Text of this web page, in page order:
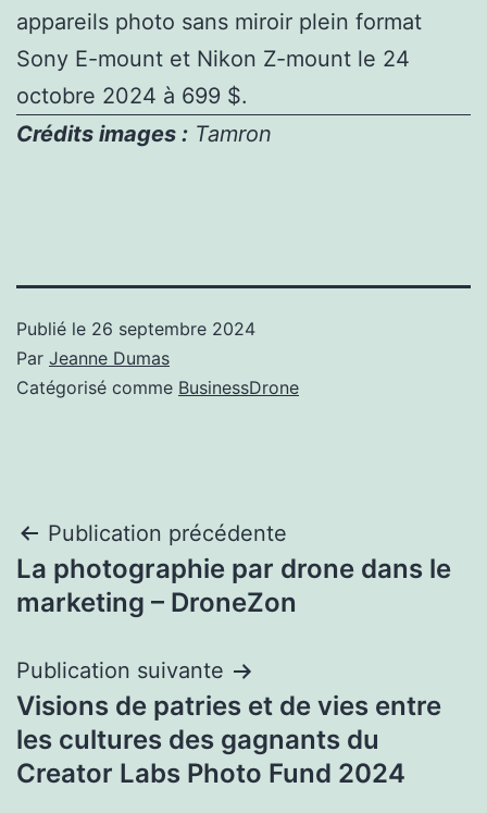
appareils photo sans miroir plein format
Sony E-mount et Nikon Z-mount le 24
octobre 2024 à 699 $.
Crédits images : Tamron
Publié le 26 septembre 2024
Par Jeanne Dumas
Catégorisé comme BusinessDrone
Navigation
de
Publication précédente
La photographie par drone dans le
marketing – DroneZon
Publication suivante
Visions de patries et de vies entre
les cultures des gagnants du
Creator Labs Photo Fund 2024